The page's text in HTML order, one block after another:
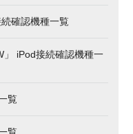
確認機種一覧
」 iPod接続確認機種一
覧
覧